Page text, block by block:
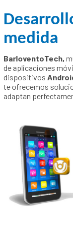
medida
BarloventoTech,
de aplicaciones
dispositivos
te ofrecemos
adaptan